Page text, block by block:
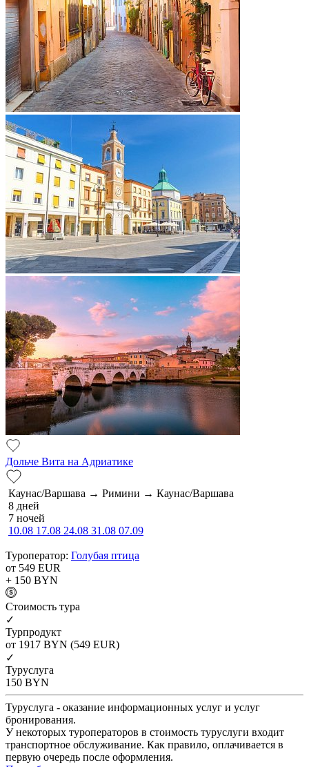
Дольче Вита на Адриатике
Каунас/Варшава → Римини → Каунас/Варшава
8 дней
7 ночей
10.08 17.08 24.08 31.08 07.09
Туроператор: Голубая птица
от 549 EUR
+ 150 BYN
Cтоимость тура
✓
Турпродукт
от 1917 BYN (549 EUR)
✓
Туруслуга
150 BYN
Туруслуга - оказание информационных услуг и услуг
бронирования.
У некоторых туроператоров в стоимость туруслуги входит
транспортное обслуживание. Как правило, оплачивается в
первую очередь после оформления.